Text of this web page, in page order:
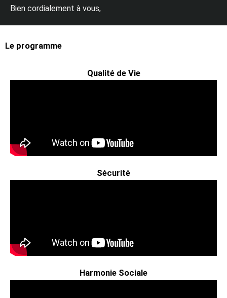
Bien cordialement à vous,
Le programme
Qualité de Vie
Sécurité
Harmonie Sociale